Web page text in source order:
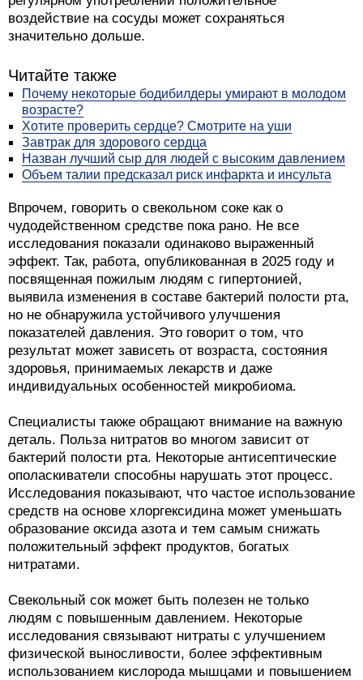
воздействие на сосуды может сохраняться
значительно дольше.
Читайте также
Почему некоторые бодибилдеры умирают в молодом
возрасте?
Хотите проверить сердце? Смотрите на уши
Завтрак для здорового сердца
Назван лучший сыр для людей с высоким давлением
Объем талии предсказал риск инфаркта и инсульта
Впрочем, говорить о свекольном соке как о
чудодейственном средстве пока рано. Не все
исследования показали одинаково выраженный
эффект. Так, работа, опубликованная в 2025 году и
посвященная пожилым людям с гипертонией,
выявила изменения в составе бактерий полости рта,
но не обнаружила устойчивого улучшения
показателей давления. Это говорит о том, что
результат может зависеть от возраста, состояния
здоровья, принимаемых лекарств и даже
индивидуальных особенностей микробиома.
Специалисты также обращают внимание на важную
деталь. Польза нитратов во многом зависит от
бактерий полости рта. Некоторые антисептические
ополаскиватели способны нарушать этот процесс.
Исследования показывают, что частое использование
средств на основе хлоргексидина может уменьшать
образование оксида азота и тем самым снижать
положительный эффект продуктов, богатых
нитратами.
Свекольный сок может быть полезен не только
людям с повышенным давлением. Некоторые
исследования связывают нитраты с улучшением
физической выносливости, более эффективным
использованием кислорода мышцами и повышением